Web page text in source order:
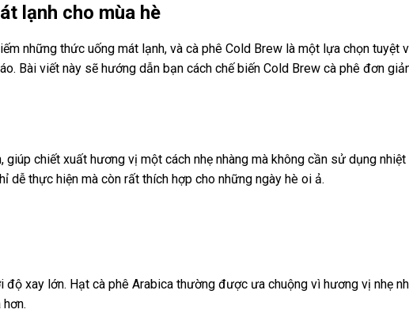
lạnh cho mùa hè
những thức uống mát lạnh, và cà phê Cold Brew là một lựa chọn tuyệt
Bài viết này sẽ hướng dẫn bạn cách chế biến Cold Brew cà phê đơn
chiết xuất hương vị một cách nhẹ nhàng mà không cần sử dụng
dễ thực hiện mà còn rất thích hợp cho những ngày hè oi ả.
xay lớn. Hạt cà phê Arabica thường được ưa chuộng vì hương vị nhẹ